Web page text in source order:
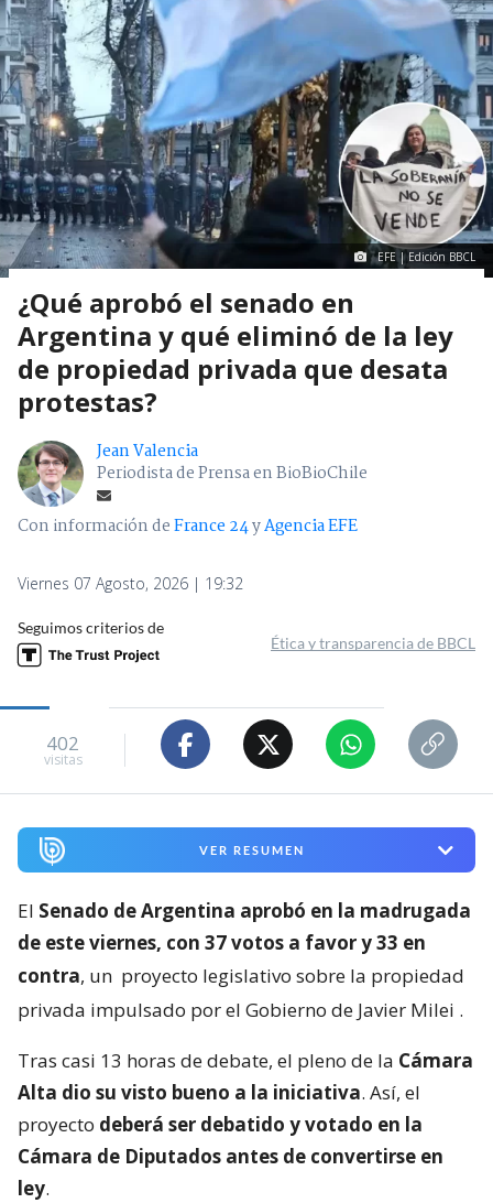
EFE | Edición BBCL
¿Qué aprobó el senado en
Argentina y qué eliminó de la ley
de propiedad privada que desata
protestas?
Jean Valencia
Periodista de Prensa en BioBioChile
Con información deFrance 24yAgencia EFE
Viernes 07 Agosto, 2026 | 19:32
Seguimos criterios de
Ética y transparencia de BBCL
402
visitas
VER RESUMEN
El Senado de Argentina aprobó en la madrugada
de este viernes, con 37 votos a favor y 33 en
contra, un proyecto legislativo sobre la propiedad
privada impulsado por el Gobierno de Javier Milei .
Tras casi 13 horas de debate, el pleno de la Cámara
Alta dio su visto bueno a la iniciativa. Así, el
proyecto deberá ser debatido y votado en la
Cámara de Diputados antes de convertirse en
ley.